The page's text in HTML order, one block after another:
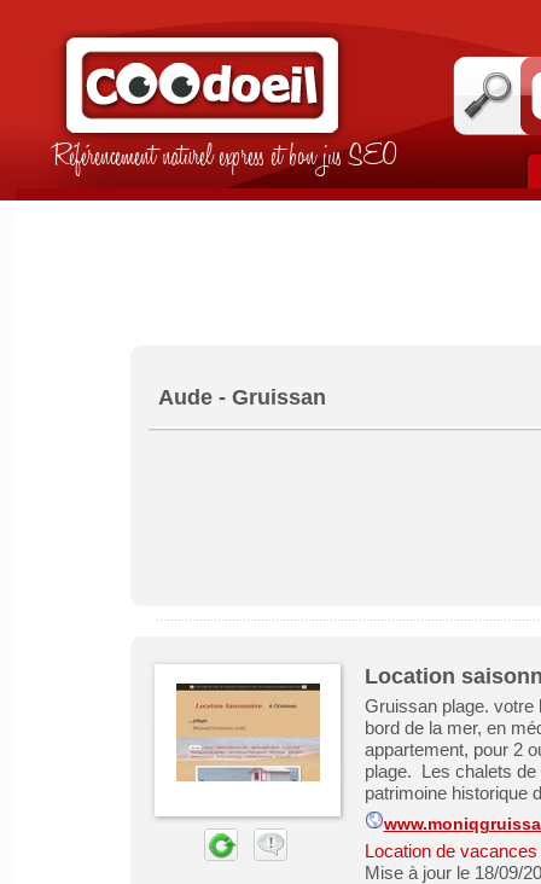
Référencement naturel express et bon jus SEO
Aude - Gruissan
Location
Gruissan plage. votre
bord de la mer, en
appartement, pour 2
plage. Les chalets de
patrimoine historique
Location de
Mise à jour le 18/09/